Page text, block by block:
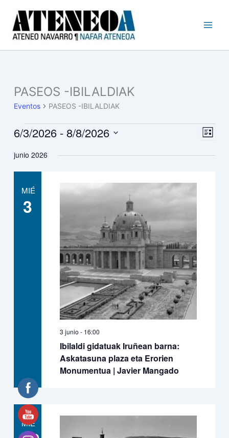
contenido
PASEOS -IBILALDIAK
Eventos PASEOS -IBILALDIAK
Eventos
vistasvistas
Lista
6/3/2026 - 8/8/2026
la
junio 2026
MIÉ
3
Ibilaldi gidatuak Iruñean barna:
Askatasuna plaza eta Erorien
Monumentua | Javier Mangado
3 junio - 16:00
MIÉ